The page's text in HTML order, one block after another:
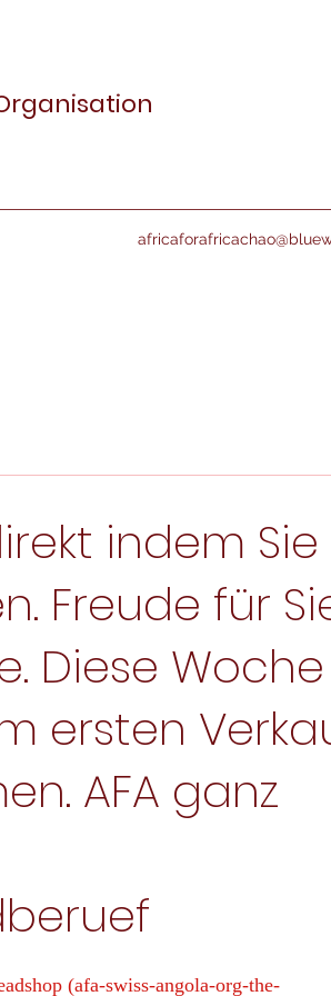
indem Sie
Freude für
Diese Woche
ersten
AFA ganz
(afa-swiss-angola-org-the-